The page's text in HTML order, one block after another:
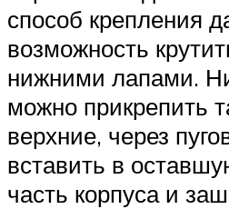
способ крепления
возможность
нижними лапами.
можно прикрепить
верхние, через
вставить в
часть корпуса и